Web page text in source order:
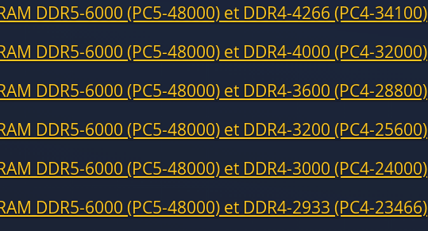
DDR5-6000 (PC5-48000) et DDR4-4266 (PC4-34100)
DDR5-6000 (PC5-48000) et DDR4-4000 (PC4-32000)
DDR5-6000 (PC5-48000) et DDR4-3600 (PC4-28800)
DDR5-6000 (PC5-48000) et DDR4-3200 (PC4-25600)
DDR5-6000 (PC5-48000) et DDR4-3000 (PC4-24000)
DDR5-6000 (PC5-48000) et DDR4-2933 (PC4-23466)